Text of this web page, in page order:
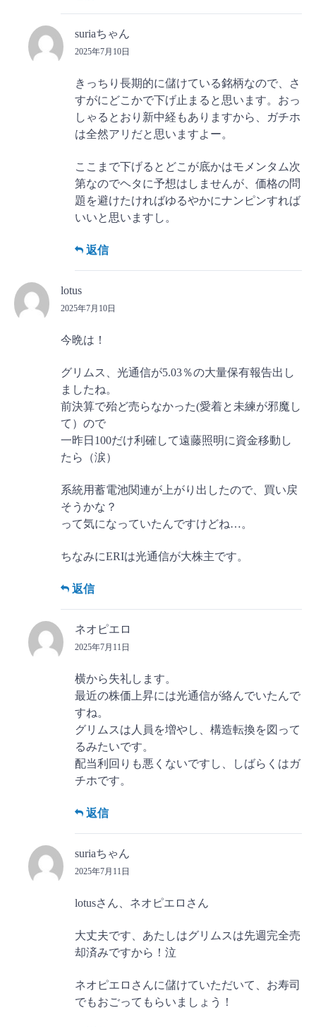
suriaちゃん
2025年7月10日
きっちり長期的に儲けている銘柄なので、さ
すがにどこかで下げ止まると思います。おっ
しゃるとおり新中経もありますから、ガチホ
は全然アリだと思いますよー。
ここまで下げるとどこが底かはモメンタム次
第なのでヘタに予想はしませんが、価格の問
題を避けたければゆるやかにナンピンすれば
いいと思いますし。
返信
lotus
2025年7月10日
今晩は！
グリムス、光通信が5.03％の大量保有報告出し
ましたね。
前決算で殆ど売らなかった(愛着と未練が邪魔し
て）ので
一昨日100だけ利確して遠藤照明に資金移動し
たら（涙）
系統用蓄電池関連が上がり出したので、買い戻
そうかな？
って気になっていたんですけどね…。
ちなみにERIは光通信が大株主です。
返信
ネオピエロ
2025年7月11日
横から失礼します。
最近の株価上昇には光通信が絡んでいたんで
すね。
グリムスは人員を増やし、構造転換を図って
るみたいです。
配当利回りも悪くないですし、しばらくはガ
チホです。
返信
suriaちゃん
2025年7月11日
lotusさん、ネオピエロさん
大丈夫です、あたしはグリムスは先週完全売
却済みですから！泣
ネオピエロさんに儲けていただいて、お寿司
でもおごってもらいましょう！